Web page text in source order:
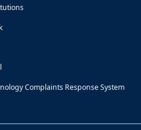
Complaints Response System